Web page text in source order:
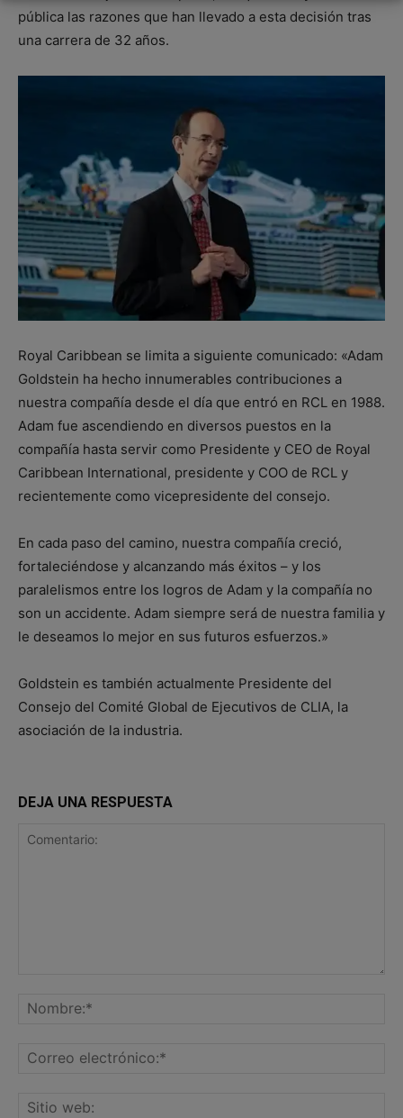
pública las razones que han llevado a esta decisión tras
una carrera de 32 años.
Royal Caribbean se limita a siguiente comunicado: «Adam
Goldstein ha hecho innumerables contribuciones a
nuestra compañía desde el día que entró en RCL en 1988.
Adam fue ascendiendo en diversos puestos en la
compañía hasta servir como Presidente y CEO de Royal
Caribbean International, presidente y COO de RCL y
recientemente como vicepresidente del consejo.
En cada paso del camino, nuestra compañía creció,
fortaleciéndose y alcanzando más éxitos – y los
paralelismos entre los logros de Adam y la compañía no
son un accidente. Adam siempre será de nuestra familia y
le deseamos lo mejor en sus futuros esfuerzos.»
Goldstein es también actualmente Presidente del
Consejo del Comité Global de Ejecutivos de CLIA, la
asociación de la industria.
DEJA UNA RESPUESTA